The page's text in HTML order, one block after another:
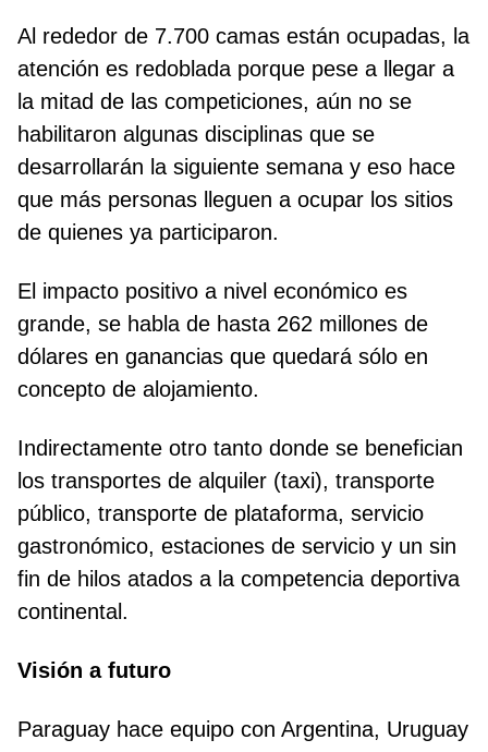
Al rededor de 7.700 camas están ocupadas, la
atención es redoblada porque pese a llegar a
la mitad de las competiciones, aún no se
habilitaron algunas disciplinas que se
desarrollarán la siguiente semana y eso hace
que más personas lleguen a ocupar los sitios
de quienes ya participaron.
El impacto positivo a nivel económico es
grande, se habla de hasta 262 millones de
dólares en ganancias que quedará sólo en
concepto de alojamiento.
Indirectamente otro tanto donde se benefician
los transportes de alquiler (taxi), transporte
público, transporte de plataforma, servicio
gastronómico, estaciones de servicio y un sin
fin de hilos atados a la competencia deportiva
continental.
Visión a futuro
Paraguay hace equipo con Argentina, Uruguay